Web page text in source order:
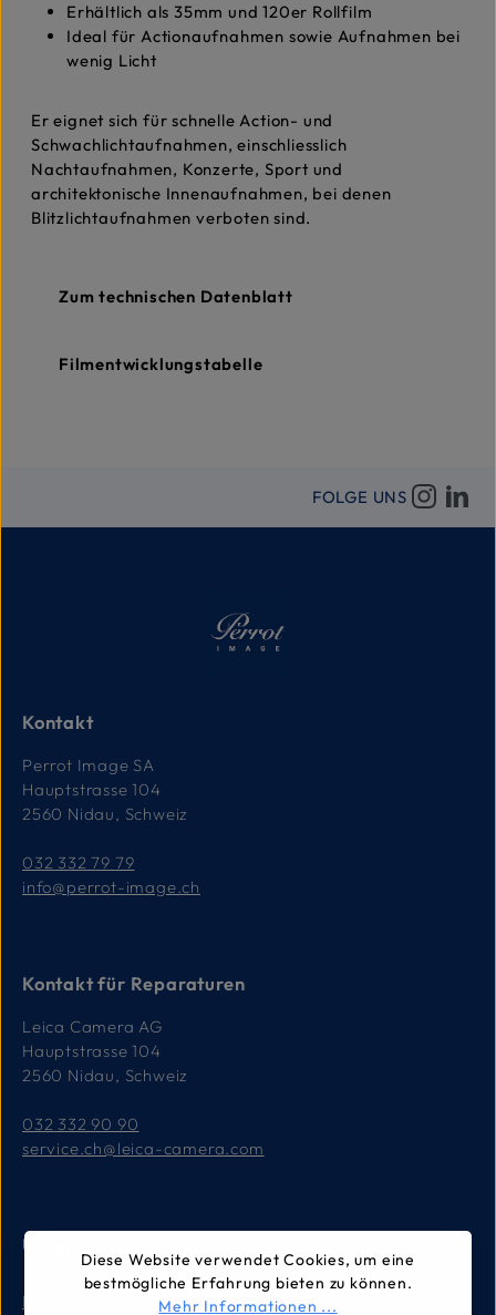
Erhältlich als 35mm und 120er Rollfilm
Ideal für Actionaufnahmen sowie Aufnahmen bei
wenig Licht
Er eignet sich für schnelle Action- und
Schwachlichtaufnahmen, einschliesslich
Nachtaufnahmen, Konzerte, Sport und
architektonische Innenaufnahmen, bei denen
Blitzlichtaufnahmen verboten sind.
Zum technischen Datenblatt
Filmentwicklungstabelle
FOLGE UNS
Kontakt
Perrot Image SA
Hauptstrasse 104
2560 Nidau, Schweiz
032 332 79 79
info@perrot-image.ch
Kontakt für Reparaturen
Leica Camera AG
Hauptstrasse 104
2560 Nidau, Schweiz
032 332 90 90
service.ch@leica-camera.com
Unternehmen
Impressum
Diese Website verwendet Cookies, um eine
bestmögliche Erfahrung bieten zu können.
Mehr Informationen ...